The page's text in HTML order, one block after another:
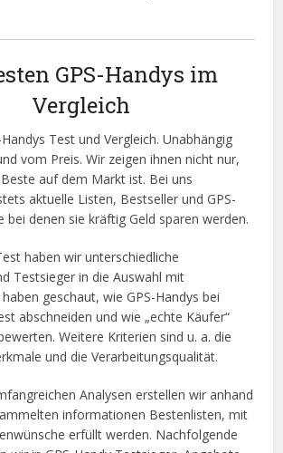
GPS-Handys im
Vergleich
Test und Vergleich. Unabhängig
vom Preis. Wir zeigen ihnen nicht nur,
auf dem Markt ist. Bei uns
aktuelle Listen, Bestseller und GPS-
bei denen sie kräftig Geld sparen werden.
haben wir unterschiedliche
Testsieger in die Auswahl mit
geschaut, wie GPS-Handys bei
abschneiden und wie „echte Käufer“
Weitere Kriterien sind u. a. die
und die Verarbeitungsqualität.
Analysen erstellen wir anhand
informationen Bestenlisten, mit
erfüllt werden. Nachfolgende